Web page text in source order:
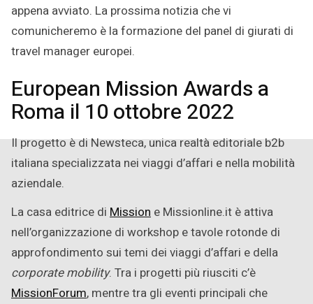
appena avviato. La prossima notizia che vi
comunicheremo è la formazione del panel di giurati di
travel manager europei.
European Mission Awards a
Roma il 10 ottobre 2022
Il progetto è di Newsteca, unica realtà editoriale b2b
italiana specializzata nei viaggi d’affari e nella mobilità
aziendale.
La casa editrice di Mission e Missionline.it è attiva
nell’organizzazione di workshop e tavole rotonde di
approfondimento sui temi dei viaggi d’affari e della
corporate mobility. Tra i progetti più riusciti c’è
MissionForum, mentre tra gli eventi principali che